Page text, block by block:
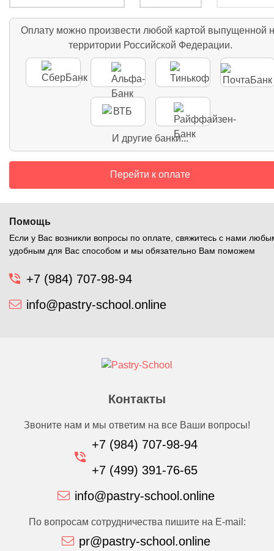
Оплату можно произвести любой картой выпущенной
территории Российской Федерации.
И другие банки...
Перейти к оплате
Помощь
Если у Вас возникли вопросы по оплате, свяжитесь с нами
удобным для Вас способом и мы обязательно Вам поможем
+7 (984) 707-98-94
info@pastry-school.online
Контакты
Звоните нам и мы ответим на все Ваши вопросы!
+7 (984) 707-98-94
+7 (499) 391-76-65
info@pastry-school.online
По вопросам сотрудничества пишите на E-mail:
pr@pastry-school.online